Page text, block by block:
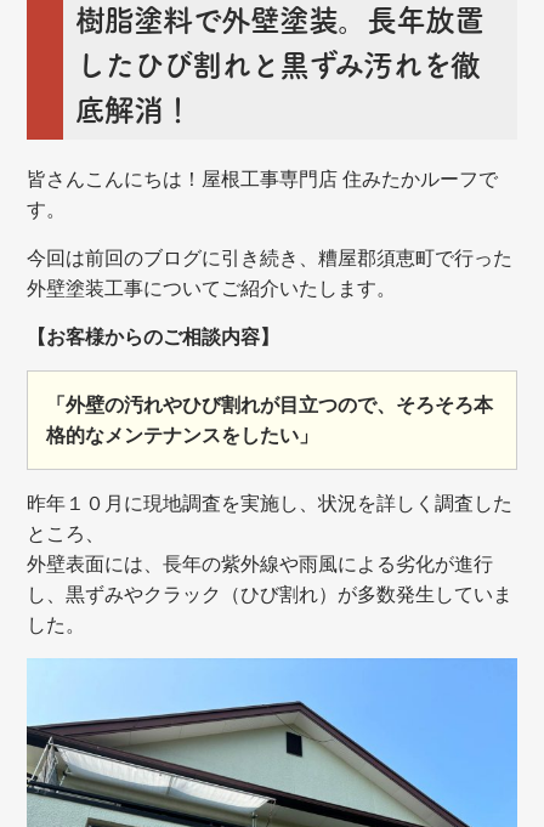
樹脂塗料で外壁塗装。長年放置
したひび割れと黒ずみ汚れを徹
底解消！
皆さんこんにちは！屋根工事専門店 住みたかルーフで
す。
今回は前回のブログに引き続き、糟屋郡須恵町で行った
外壁塗装工事についてご紹介いたします。
【お客様からのご相談内容】
「外壁の汚れやひび割れが目立つので、そろそろ本
格的なメンテナンスをしたい」
昨年１０月に現地調査を実施し、状況を詳しく調査した
ところ、
外壁表面には、長年の紫外線や雨風による劣化が進行
し、黒ずみやクラック（ひび割れ）が多数発生していま
した。